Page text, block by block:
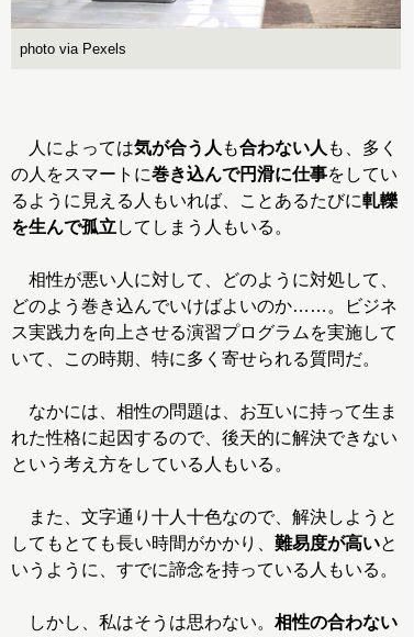
photo via Pexels
人によっては気が合う人 も合わない人 も、多く
の人をスマートに巻き込んで円滑に仕事をしてい
るように見える人もいれば、ことあるたびに軋轢
を生んで孤立 してしまう人もいる。
相性が悪い人に対して、どのように対処して、
どのよう巻き込んでいけばよいのか……。ビジネ
ス実践力を向上させる演習プログラムを実施して
いて、この時期、特に多く寄せられる質問だ。
なかには、相性の問題は、お互いに持って生ま
れた性格に起因するので、後天的に解決できない
という考え方をしている人もいる。
また、文字通り十人十色なので、解決しようと
してもとても長い時間がかかり、 難易度が高いと
いうように、すでに諦念を持っている人もいる。
しかし、私はそうは思わない。 相性の合わない